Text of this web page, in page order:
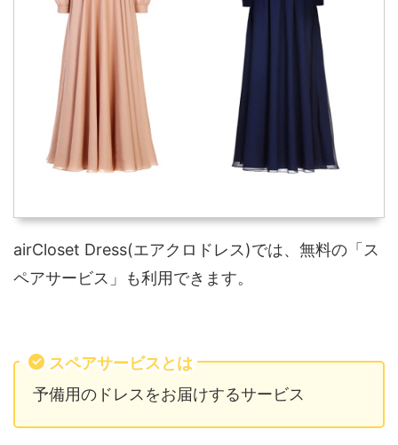
airCloset Dress(エアクロドレス)では、無料の「ス
ペアサービス」も利用できます。
スペアサービスとは
予備用のドレスをお届けするサービス